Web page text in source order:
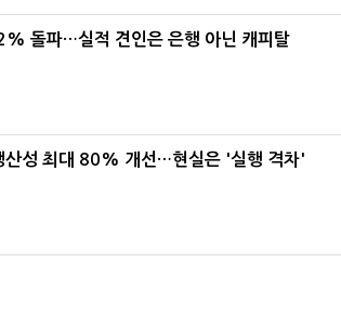
돌파…실적 견인은 은행 아닌 캐피탈
산성 최대 80% 개선…현실은 '실행 격차'